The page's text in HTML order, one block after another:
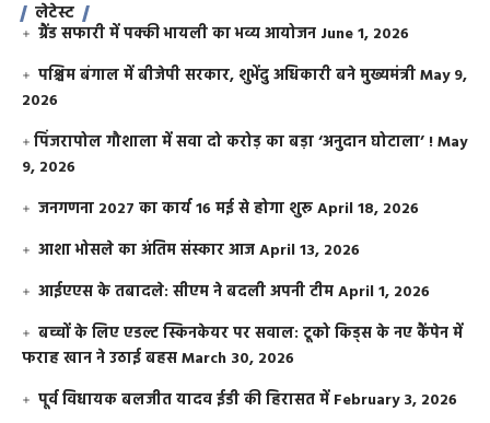
लेटेस्ट
ग्रैंड सफारी में पक्की भायली का भव्य आयोजन June 1, 2026
पश्चिम बंगाल में बीजेपी सरकार, शुभेंदु अधिकारी बने मुख्यमंत्रीMay 9,
2026
​पिंजरापोल गौशाला में सवा दो करोड़ का बड़ा ‘अनुदान घोटाला’ !May
9, 2026
जनगणना 2027 का कार्य 16 मई से होगा शुरूApril 18, 2026
आशा भोसले का अंतिम संस्कार आजApril 13, 2026
आईएएस के तबादले: सीएम ने बदली अपनी टीमApril 1, 2026
बच्चों के लिए एडल्ट स्किनकेयर पर सवाल: टूको किड्स के नए कैंपेन में
फराह खान ने उठाई बहसMarch 30, 2026
पूर्व विधायक बलजीत यादव ईडी की हिरासत में February 3, 2026